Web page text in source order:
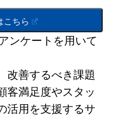
こちら
ンケートを用いて
改善するべき課題
客満足度やスタッ
活用を支援するサ